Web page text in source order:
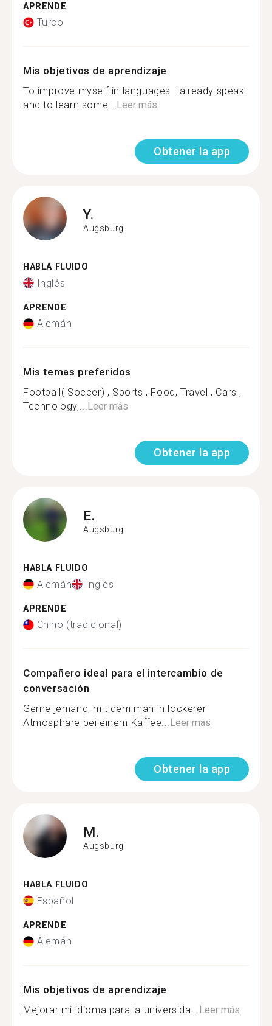
APRENDE
Turco
Mis objetivos de aprendizaje
To improve myself in languages I already speak
and to learn some...Leer más
Obtener la app
Y.
Augsburg
HABLA FLUIDO
Inglés
APRENDE
Alemán
Mis temas preferidos
Football( Soccer) , Sports , Food, Travel , Cars ,
Technology,...Leer más
Obtener la app
E.
Augsburg
HABLA FLUIDO
Alemán Inglés
APRENDE
Chino (tradicional)
Compañero ideal para el intercambio de
conversación
Gerne jemand, mit dem man in lockerer
Atmosphäre bei einem Kaffee...Leer más
Obtener la app
M.
Augsburg
HABLA FLUIDO
Español
APRENDE
Alemán
Mis objetivos de aprendizaje
Mejorar mi idioma para la universida...Leer más